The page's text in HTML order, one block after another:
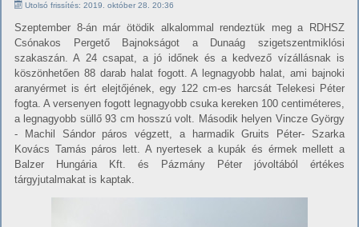
Utolsó frissítés: 2019. október 28. 20:36
Szeptember 8-án már ötödik alkalommal rendeztük meg a RDHSZ
Csónakos Pergető Bajnokságot a Dunaág szigetszentmiklósi
szakaszán. A 24 csapat, a jó időnek és a kedvező vízállásnak is
köszönhetően 88 darab halat fogott. A legnagyobb halat, ami bajnoki
aranyérmet is ért elejtőjének, egy 122 cm-es harcsát Telekesi Péter
fogta. A versenyen fogott legnagyobb csuka kereken 100 centiméteres,
a legnagyobb süllő 93 cm hosszú volt. Második helyen Vincze György
- Machil Sándor páros végzett, a harmadik Gruits Péter- Szarka
Kovács Tamás páros lett. A nyertesek a kupák és érmek mellett a
Balzer Hungária Kft. és Pázmány Péter jóvoltából értékes
tárgyjutalmakat is kaptak.